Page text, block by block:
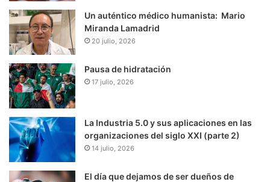
Un auténtico médico humanista: Mario
Miranda Lamadrid
20 julio, 2026
Pausa de hidratación
17 julio, 2026
La Industria 5.0 y sus aplicaciones en las
organizaciones del siglo XXI (parte 2)
14 julio, 2026
El día que dejamos de ser dueños de